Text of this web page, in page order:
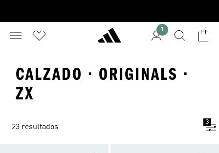
1
CALZADO · ORIGINALS ·
ZX
23 resultados
3